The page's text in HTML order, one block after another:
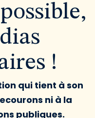
!
qui tient à son
ni à la
publiques.